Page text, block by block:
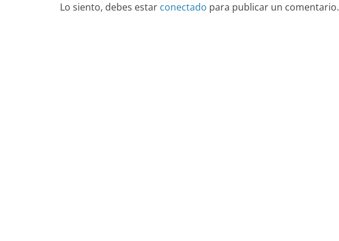
Lo siento, debes estar conectado para publicar un comentario.